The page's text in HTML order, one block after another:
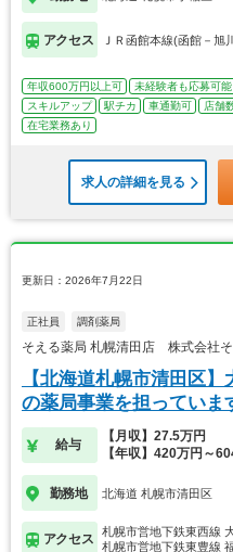
アクセス ＪＲ函館本線(函館－旭
年収600万円以上可 未経験者も応募可能
スキルアップ
駅チカ 車通勤可 店舗
在宅業務あり
求人の詳細を見る
更新日：2026年7月22日
正社員 調剤薬局
そえる薬局 札幌清田店 株式会社
【北海道札幌市清田区
の薬局事業を担っていま
給与
【月収】27.5万円
【年収】420万円～
勤務地 北海道 札幌市清田区
アクセス
札幌市営地下鉄東西線
札幌市営地下鉄東豊線